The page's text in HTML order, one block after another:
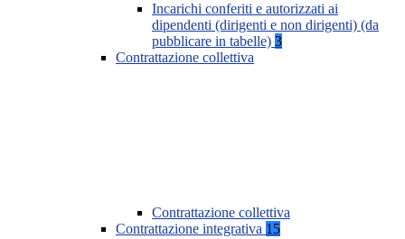
Incarichi conferiti e autorizzati ai
dipendenti (dirigenti e non dirigenti) (da
pubblicare in tabelle) 3
Contrattazione collettiva
Contrattazione collettiva
Contrattazione integrativa 15